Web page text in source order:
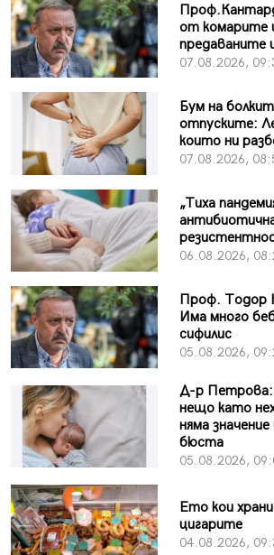
от комарите
предаваните
07.08.2026,
Бум на
отпуските:
които ни
07.08.2026,
„Тиха
06.08.2026,
Проф. Тодор
Има много
сифилис
05.08.2026,
Д-р Петрова:
нещо като
няма
бюста
05.08.2026,
Ето кои
цигарите
04.08.2026,